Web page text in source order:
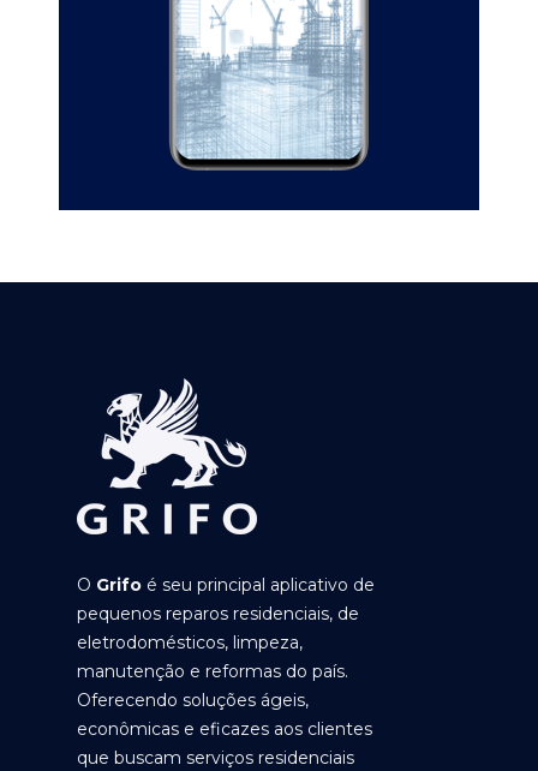
O Grifo é seu principal aplicativo de
pequenos reparos residenciais, de
eletrodomésticos, limpeza,
manutenção e reformas do país.
Oferecendo soluções ágeis,
econômicas e eficazes aos clientes
que buscam serviços residenciais